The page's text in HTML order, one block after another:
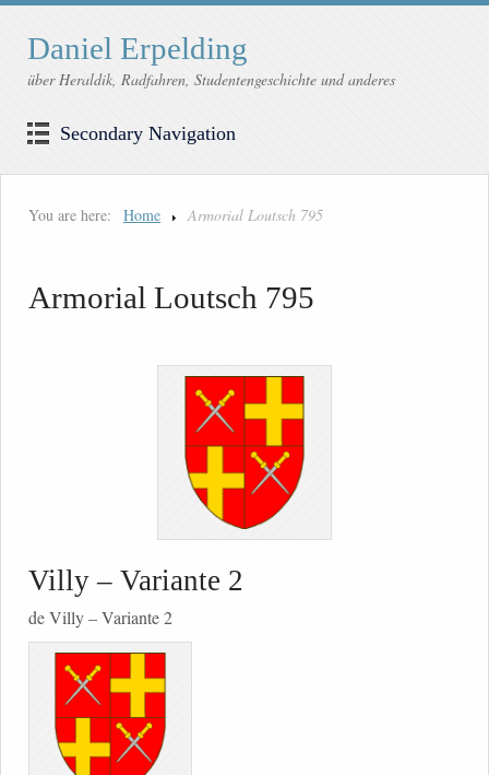
Daniel Erpelding
über Heraldik, Radfahren, Studentengeschichte und anderes
Secondary Navigation
You are here: Home Armorial Loutsch 795
Armorial Loutsch 795
Villy – Variante 2
de Villy – Variante 2